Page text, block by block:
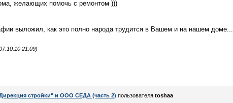
желающих помочь с ремонтом )))
выложил, как это полно народа трудится в Вашем и на нашем доме...
21:09)
стройки" и ООО СЕДА (часть 2) пользователя toshaa